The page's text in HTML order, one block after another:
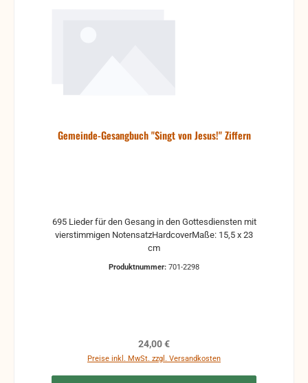
Gemeinde-Gesangbuch "Singt von Jesus!" Ziffern
695 Lieder für den Gesang in den Gottesdiensten mit
vierstimmigen NotensatzHardcoverMaße: 15,5 x 23
cm
Produktnummer: 701-2298
Regulärer Preis:
24,00 €
Preise inkl. MwSt. zzgl. Versandkosten